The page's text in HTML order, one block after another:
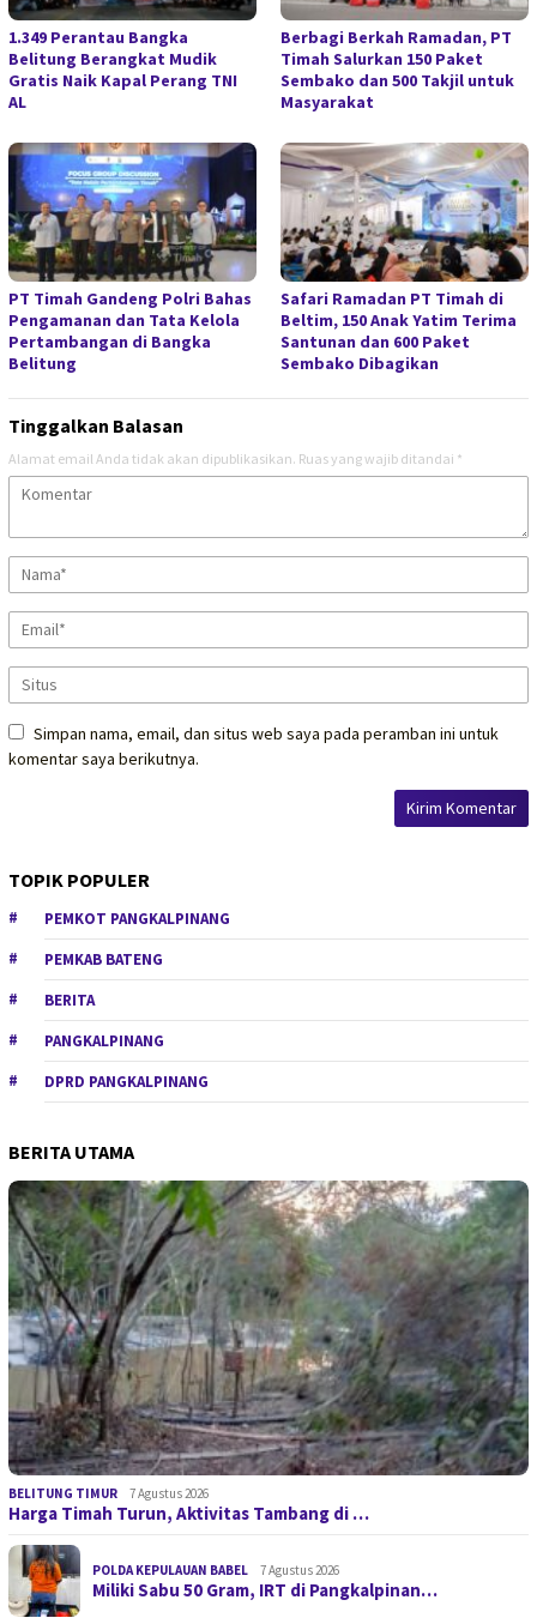
1.349 Perantau Bangka
Belitung Berangkat Mudik
Gratis Naik Kapal Perang TNI
AL
Berbagi Berkah Ramadan, PT
Timah Salurkan 150 Paket
Sembako dan 500 Takjil untuk
Masyarakat
PT Timah Gandeng Polri Bahas
Pengamanan dan Tata Kelola
Pertambangan di Bangka
Belitung
Safari Ramadan PT Timah di
Beltim, 150 Anak Yatim Terima
Santunan dan 600 Paket
Sembako Dibagikan
Tinggalkan Balasan
Alamat email Anda tidak akan dipublikasikan. Ruas yang wajib ditandai *
Simpan nama, email, dan situs web saya pada peramban ini untuk
komentar saya berikutnya.
TOPIK POPULER
PEMKOT PANGKALPINANG
PEMKAB BATENG
BERITA
PANGKALPINANG
DPRD PANGKALPINANG
BERITA UTAMA
BELITUNG TIMUR 7 Agustus 2026
Harga Timah Turun, Aktivitas Tambang di …
POLDA KEPULAUAN BABEL 7 Agustus 2026
Miliki Sabu 50 Gram, IRT di Pangkalpinan…